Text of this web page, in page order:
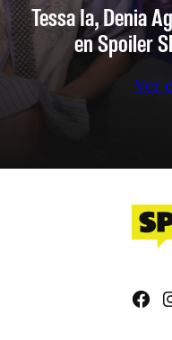
Tessa Ia, Denia
en Spoiler
Ver